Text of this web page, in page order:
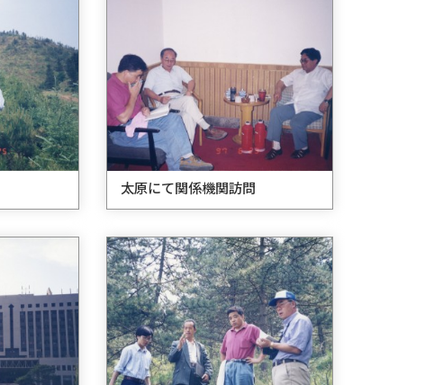
太原にて関係機関訪問